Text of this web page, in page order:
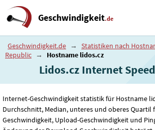
Geschwindigkeit.de
Geschwindigkeit.de → Statistiken nach
Republic → Hostname lidos.cz
Lidos.cz Internet
Internet-Geschwindigkeit statistik für Hostname
Durchschnitt, Median, unteres und oberes Quartil
Geschwindigkeit, Upload-Geschwindigkeit und